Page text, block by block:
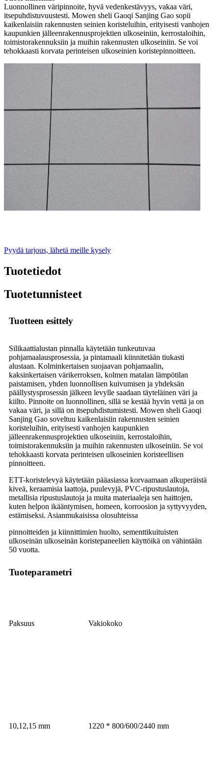
Luonnollinen väripinnoite, hyvä vedenkestävyys, vakaa väri,
itsepuhdistuvuustesti. Mowen sheli Gaoqi Sanjing Gao sopii
kaikenlaisiin rakennusten seinien koristeluihin, erityisesti vanhojen
kaupunkien jälleenrakennusprojektien ulkoseiniin, kerrostaloihin,
toimistorakennuksiin ja muihin rakennusten ulkoseiniin. Se voi
tehokkaasti korvata perinteisen ulkoseinien koristepinnoitteen.
Pyydä tarjous, lähetä meille kysely
Tuotetiedot
Tuotetunnisteet
Tuotteen esittely
Silikaattialustan pinnalla käytetään tunkeutuvaa
pohjamaalausprosessia, ja pintamaali kiinnitetään tiukasti
alustaan. Kolminkertaisen suojaavan pohjamaalin,
kaksinkertaisen värikerroksen, kolmen matalan lämpötilan
paistamisen, yhden luonnollisen kuivumisen ja yhdeksän
päällystysprosessin jälkeen levylle saadaan täyteläinen väri ja
kiilto. Pinnoite on luonnollinen, sillä se kestää hyvin vettä ja on
vakaa väri, ja sillä on itsepuhdistumistesti. Mowen sheli Gaoqi
Sanjing Gao soveltuu kaikenlaisiin rakennusten seinien
koristeluihin, erityisesti vanhojen kaupunkien
jälleenrakennusprojektien ulkoseiniin, kerrostaloihin,
toimistorakennuksiin ja muihin rakennusten ulkoseiniin. Se voi
tehokkaasti korvata perinteisen ulkoseinien koristeellisen
pinnoitteen.
ETT-koristelevyä käytetään pääasiassa korvaamaan alkuperäistä
kiveä, keraamisia laattoja, puulevyjä, PVC-ripustuslautoja,
metallisia ripustuslautoja ja muita materiaaleja sen haittojen,
kuten helpon ikääntymisen, homeen, korroosion ja syttyvyyden,
estämiseksi. Asianmukaisissa olosuhteissa
pinnoitteiden ja kiinnittimien huolto, sementtikuituisten
ulkoseinän ulkoseinän koristepaneelien käyttöikä on vähintään
50 vuotta.
Tuoteparametri
Paksuus Vakiokoko
10,12,15 mm 1220 * 800/600/2440 mm